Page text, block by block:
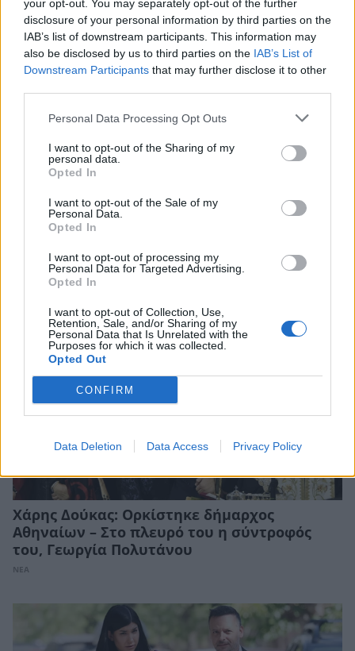
your opt-out. You may separately opt-out of the further
disclosure of your personal information by third parties on the
IAB’s list of downstream participants. This information may
also be disclosed by us to third parties on the IAB’s List of
Downstream Participants that may further disclose it to other
Personal Data Processing Opt Outs
I want to opt-out of the Sharing of my
personal data.
Opted In
I want to opt-out of the Sale of my
Personal Data.
Opted In
I want to opt-out of processing my
Personal Data for Targeted Advertising.
Opted In
I want to opt-out of Collection, Use,
Retention, Sale, and/or Sharing of my
Personal Data that Is Unrelated with the
Purposes for which it was collected.
Opted Out
CONFIRM
Data Deletion Data Access Privacy Policy
Γεωργία Πολυτάνου: Με chic κόκκινο σύνολο
και τσάντα Chanel στην ορκωμοσία του
Χάρης Δούκας: Ορκίστηκε δήμαρχος
Αθηναίων – Στο πλευρό του η σύντροφός
του, Γεωργία Πολυτάνου
ΝΕΑ